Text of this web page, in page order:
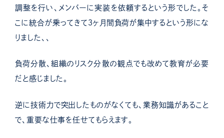
調整を行い、メンバーに実装を依頼するという形でした。そ
こに統合が乗ってきて３ヶ月間負荷が集中するという形にな
りました、、
負荷分散、組織のリスク分散の観点でも改めて教育が必要
だと感じました。
逆に技術力で突出したものがなくても、業務知識があること
で、重要な仕事を任せてもらえます。